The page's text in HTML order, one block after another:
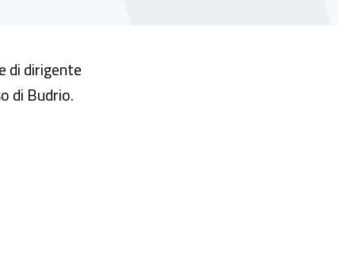
di dirigente
di Budrio.